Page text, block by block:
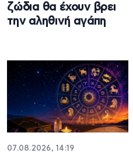
ζώδια θα έχουν βρει
την αληθινή αγάπη
07.08.2026, 14:19